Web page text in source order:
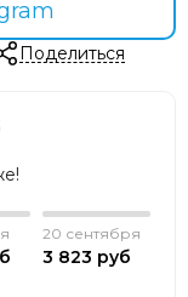
Поделиться
20 сентября
3 823 руб